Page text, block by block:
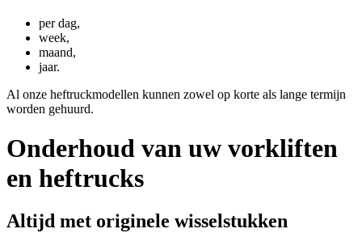
per dag,
week,
maand,
jaar.
Al onze heftruckmodellen kunnen zowel op korte als lange termijn
worden gehuurd.
Onderhoud van uw vorkliften
en heftrucks
Altijd met originele wisselstukken